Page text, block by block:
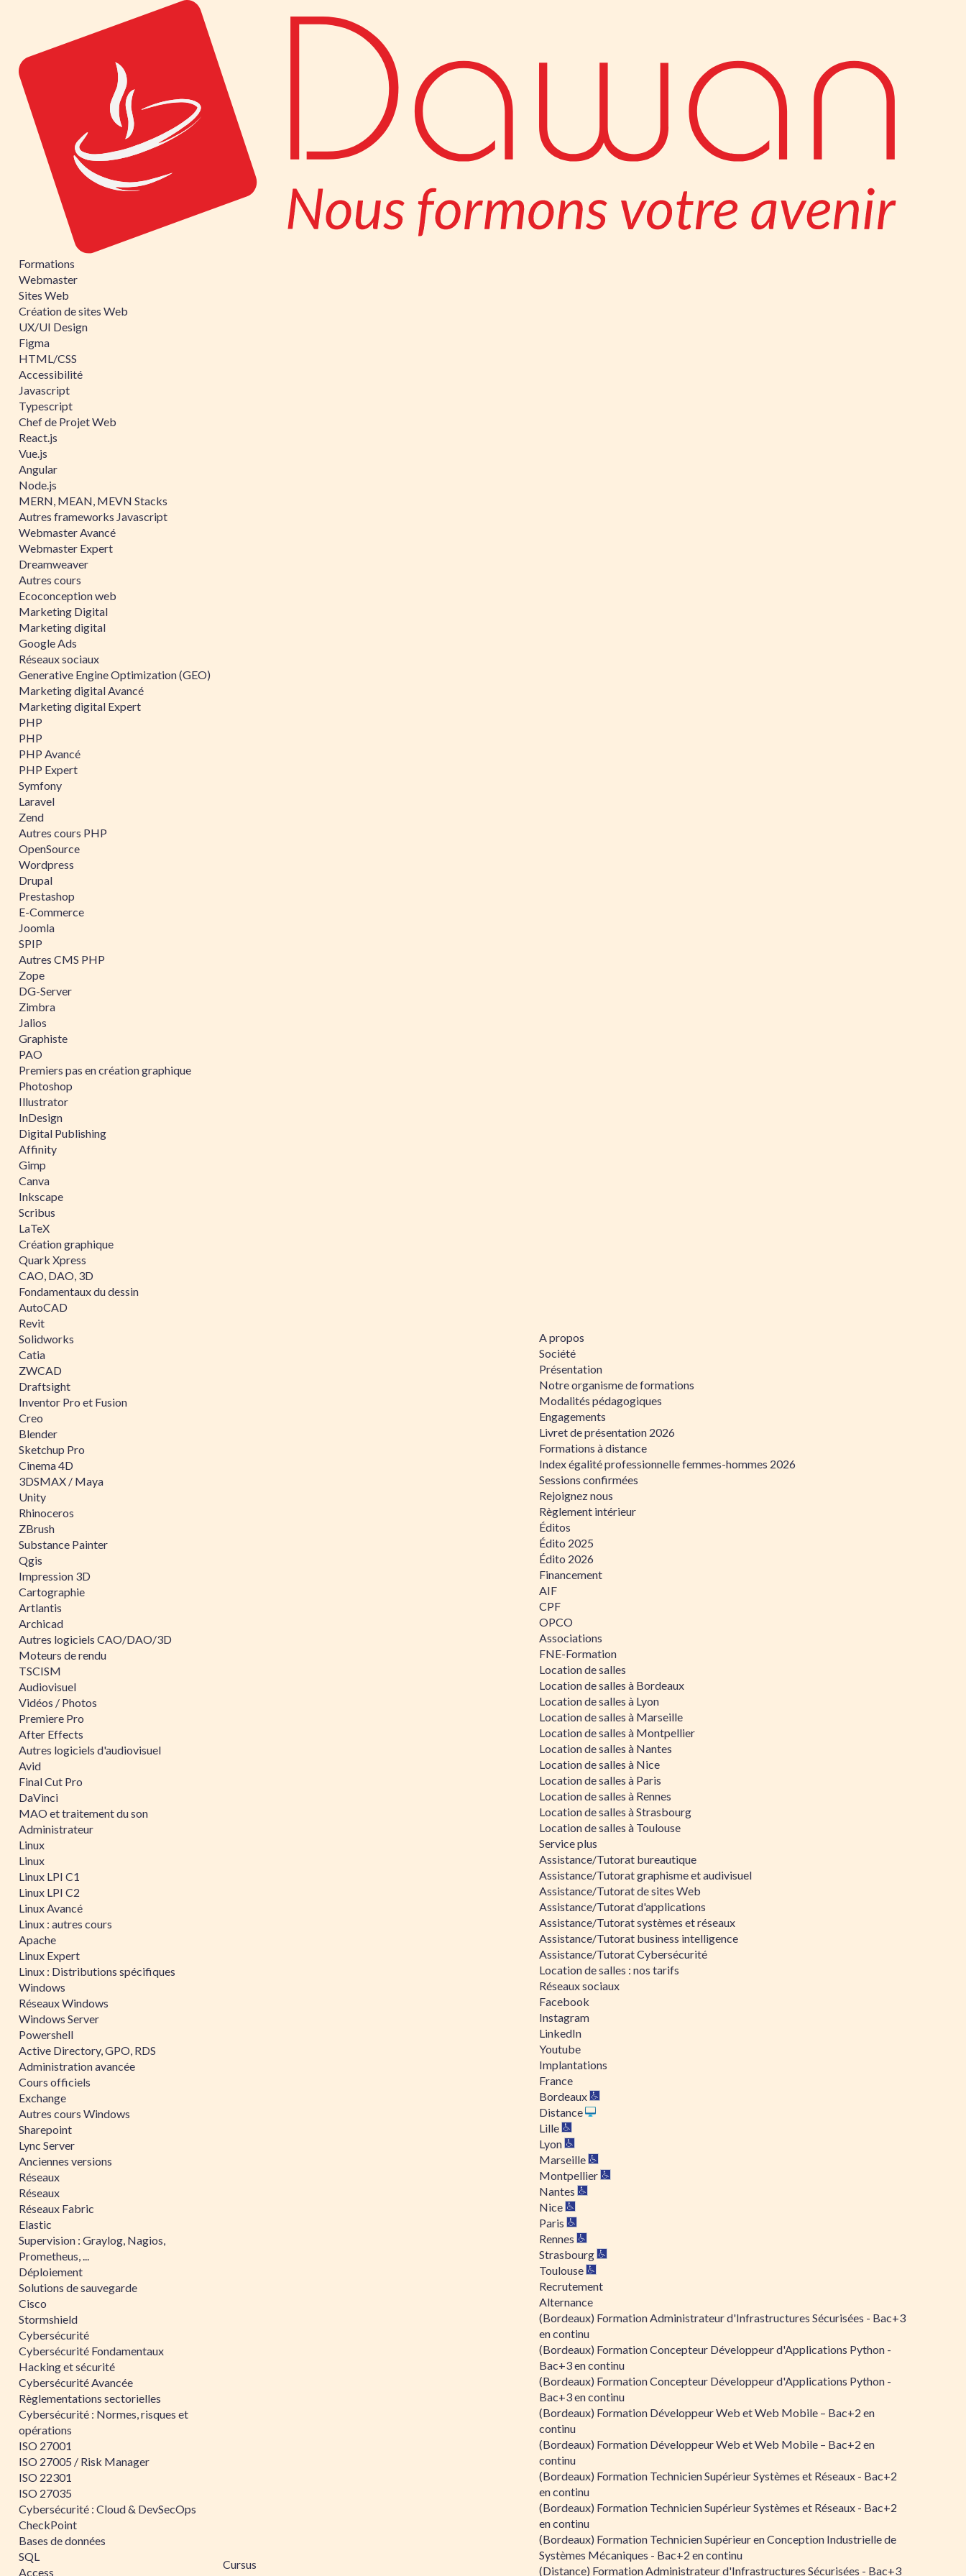
Formations
Webmaster
Sites Web
Création de sites Web
UX/UI Design
Figma
HTML/CSS
Accessibilité
Javascript
Typescript
Chef de Projet Web
React.js
Vue.js
Angular
Node.js
MERN, MEAN, MEVN Stacks
Autres frameworks Javascript
Webmaster Avancé
Webmaster Expert
Dreamweaver
Autres cours
Ecoconception web
Marketing Digital
Marketing digital
Google Ads
Réseaux sociaux
Generative Engine Optimization (GEO)
Marketing digital Avancé
Marketing digital Expert
PHP
PHP
PHP Avancé
PHP Expert
Symfony
Laravel
Zend
Autres cours PHP
OpenSource
Wordpress
Drupal
Prestashop
E-Commerce
Joomla
SPIP
Autres CMS PHP
Zope
DG-Server
Zimbra
Jalios
Graphiste
PAO
Premiers pas en création graphique
Photoshop
Illustrator
InDesign
Digital Publishing
Affinity
Gimp
Canva
Inkscape
Scribus
LaTeX
Création graphique
Quark Xpress
CAO, DAO, 3D
Fondamentaux du dessin
AutoCAD
Revit
Solidworks
Catia
ZWCAD
Draftsight
Inventor Pro et Fusion
Creo
Blender
Sketchup Pro
Cinema 4D
3DSMAX / Maya
Unity
Rhinoceros
ZBrush
Substance Painter
Qgis
Impression 3D
Cartographie
Artlantis
Archicad
Autres logiciels CAO/DAO/3D
Moteurs de rendu
TSCISM
Audiovisuel
Vidéos / Photos
Premiere Pro
After Effects
Autres logiciels d'audiovisuel
Avid
Final Cut Pro
DaVinci
MAO et traitement du son
Administrateur
Linux
Linux
Linux LPI C1
Linux LPI C2
Linux Avancé
Linux : autres cours
Apache
Linux Expert
Linux : Distributions spécifiques
Windows
Réseaux Windows
Windows Server
Powershell
Active Directory, GPO, RDS
Administration avancée
Cours officiels
Exchange
Autres cours Windows
Sharepoint
Lync Server
Anciennes versions
Réseaux
Réseaux
Réseaux Fabric
Elastic
Supervision : Graylog, Nagios,
Prometheus, ...
Déploiement
Solutions de sauvegarde
Cisco
Stormshield
Cybersécurité
Cybersécurité Fondamentaux
Hacking et sécurité
Cybersécurité Avancée
Règlementations sectorielles
Cybersécurité : Normes, risques et
opérations
ISO 27001
ISO 27005 / Risk Manager
ISO 22301
ISO 27035
Cybersécurité : Cloud & DevSecOps
CheckPoint
Bases de données
SQL
Access
Cursus
A propos
Société
Présentation
Notre organisme de formations
Modalités pédagogiques
Engagements
Livret de présentation 2026
Formations à distance
Index égalité professionnelle femmes-hommes 2026
Sessions confirmées
Rejoignez nous
Règlement intérieur
Éditos
Édito 2025
Édito 2026
Financement
AIF
CPF
OPCO
Associations
FNE-Formation
Location de salles
Location de salles à Bordeaux
Location de salles à Lyon
Location de salles à Marseille
Location de salles à Montpellier
Location de salles à Nantes
Location de salles à Nice
Location de salles à Paris
Location de salles à Rennes
Location de salles à Strasbourg
Location de salles à Toulouse
Service plus
Assistance/Tutorat bureautique
Assistance/Tutorat graphisme et audivisuel
Assistance/Tutorat de sites Web
Assistance/Tutorat d'applications
Assistance/Tutorat systèmes et réseaux
Assistance/Tutorat business intelligence
Assistance/Tutorat Cybersécurité
Location de salles : nos tarifs
Réseaux sociaux
Facebook
Instagram
LinkedIn
Youtube
Implantations
France
Bordeaux
Distance
Lille
Lyon
Marseille
Montpellier
Nantes
Nice
Paris
Rennes
Strasbourg
Toulouse
Recrutement
Alternance
(Bordeaux) Formation Administrateur d'Infrastructures Sécurisées - Bac+3
en continu
(Bordeaux) Formation Concepteur Développeur d'Applications Python -
Bac+3 en continu
(Bordeaux) Formation Concepteur Développeur d'Applications Python -
Bac+3 en continu
(Bordeaux) Formation Développeur Web et Web Mobile – Bac+2 en
continu
(Bordeaux) Formation Développeur Web et Web Mobile – Bac+2 en
continu
(Bordeaux) Formation Technicien Supérieur Systèmes et Réseaux - Bac+2
en continu
(Bordeaux) Formation Technicien Supérieur Systèmes et Réseaux - Bac+2
en continu
(Bordeaux) Formation Technicien Supérieur en Conception Industrielle de
Systèmes Mécaniques - Bac+2 en continu
(Distance) Formation Administrateur d'Infrastructures Sécurisées - Bac+3